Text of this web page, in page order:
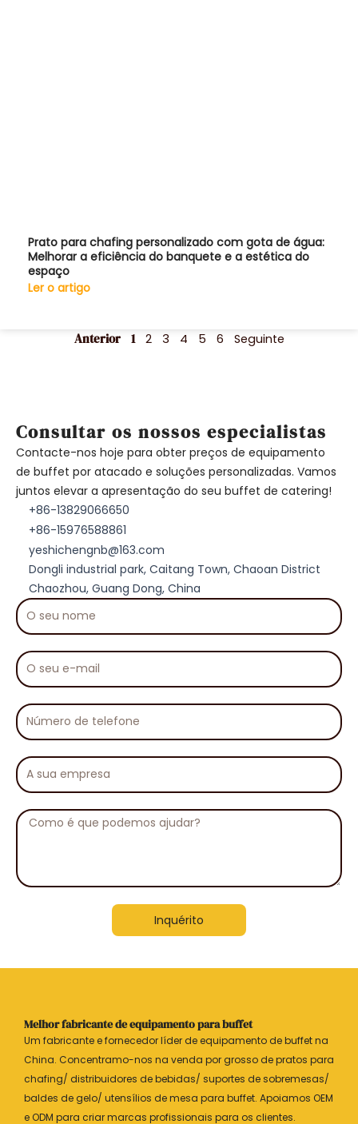
Prato para chafing personalizado com gota de água:
Melhorar a eficiência do banquete e a estética do
espaço
Ler o artigo
Anterior 1 2 3 4 5 6 Seguinte
Consultar os nossos especialistas
Contacte-nos hoje para obter preços de equipamento
de buffet por atacado e soluções personalizadas. Vamos
juntos elevar a apresentação do seu buffet de catering!
+86-13829066650
+86-15976588861
yeshichengnb@163.com
Dongli industrial park, Caitang Town, Chaoan District
Chaozhou, Guang Dong, China
O
seu
nome
O
seu
mail
Número
de
telefone
A
sua
empresa
Mensagem
Inquérito
Melhor fabricante de equipamento para buffet
Um fabricante e fornecedor líder de equipamento de buffet na
China. Concentramo-nos na venda por grosso de pratos para
chafing/ distribuidores de bebidas/ suportes de sobremesas/
baldes de gelo/ utensílios de mesa para buffet. Apoiamos OEM
e ODM para criar marcas profissionais para os clientes.